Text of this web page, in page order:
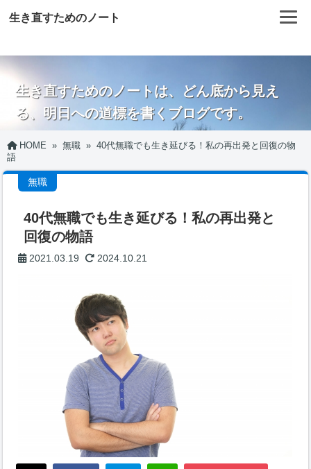
生き直すためのノート
生き直すためのノートは、どん底から見え
る、明日への道標を書くブログです。
HOME » 無職 » 40代無職でも生き延びる！私の再出発と回復の物
語
無職
40代無職でも生き延びる！私の再出発と
回復の物語
2021.03.19 2024.10.21